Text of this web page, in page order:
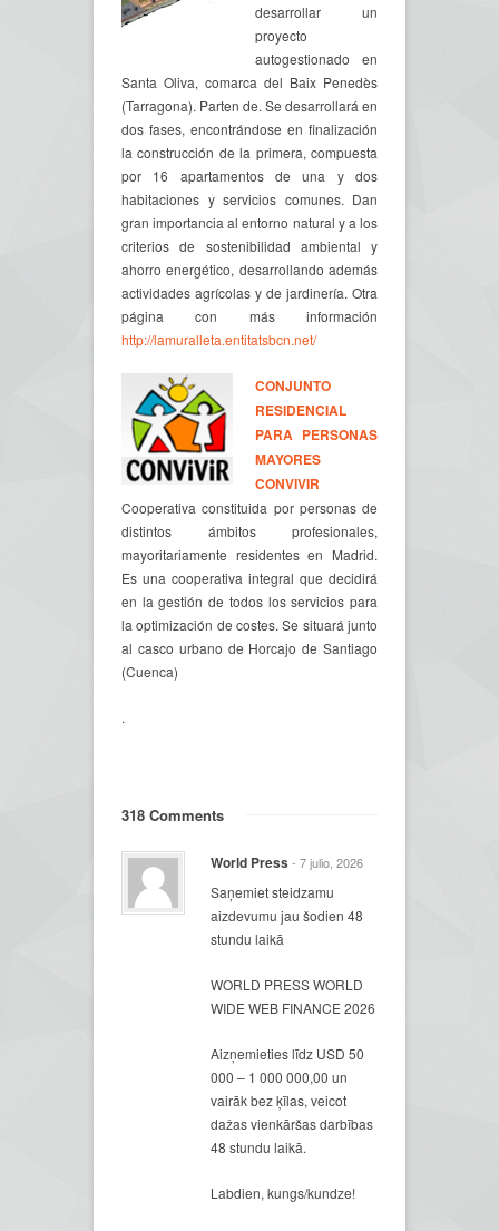
desarrollar un
proyecto
autogestionado en
Santa Oliva, comarca del Baix Penedès
(Tarragona). Parten de. Se desarrollará en
dos fases, encontrándose en finalización
la construcción de la primera, compuesta
por 16 apartamentos de una y dos
habitaciones y servicios comunes. Dan
gran importancia al entorno natural y a los
criterios de sostenibilidad ambiental y
ahorro energético, desarrollando además
actividades agrícolas y de jardinería. Otra
página con más información
http://lamuralleta.entitatsbcn.net/
CONJUNTO
RESIDENCIAL
PARA PERSONAS
MAYORES
CONVIVIR
Cooperativa constituida por personas de
distintos ámbitos profesionales,
mayoritariamente residentes en Madrid.
Es una cooperativa integral que decidirá
en la gestión de todos los servicios para
la optimización de costes. Se situará junto
al casco urbano de Horcajo de Santiago
(Cuenca)
.
318 Comments
World Press - 7 julio, 2026
Saņemiet steidzamu
aizdevumu jau šodien 48
stundu laikā
WORLD PRESS WORLD
WIDE WEB FINANCE 2026
Aizņemieties līdz USD 50
000 – 1 000 000,00 un
vairāk bez ķīlas, veicot
dažas vienkāršas darbības
48 stundu laikā.
Labdien, kungs/kundze!